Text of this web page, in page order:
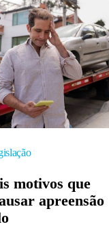
motivos que
apreensão